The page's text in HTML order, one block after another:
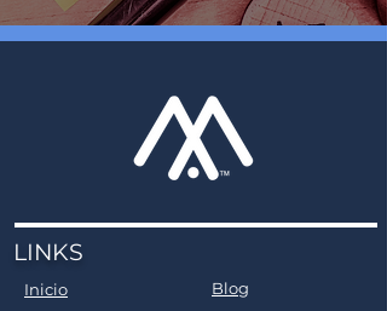
LINKS
Inicio Blog